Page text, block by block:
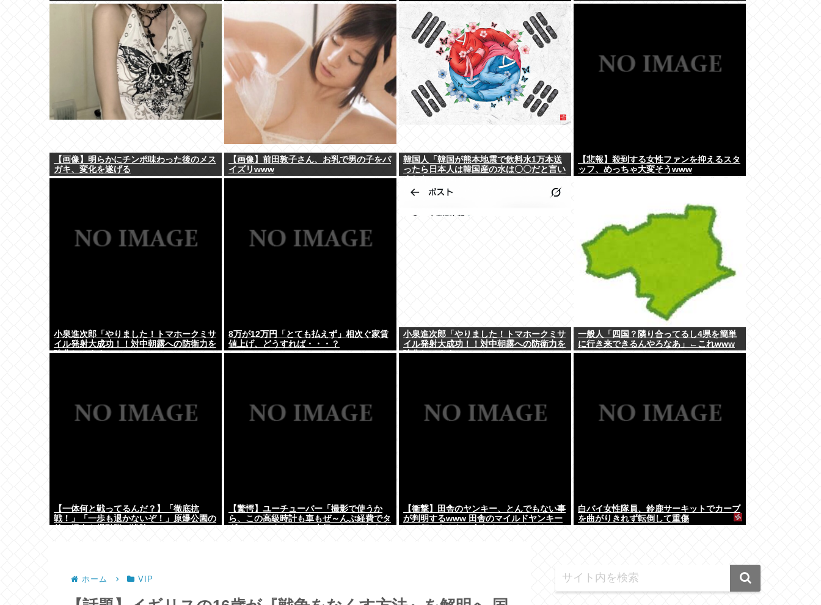
【画像】明らかにチンポ味わった後のメス
ガキ、変化を遂げる
【画像】前田敦子さん、お乳で男の子をパ
イズリwww
韓国人「韓国が熊本地震で飲料水1万本送
ったら日本人は韓国産の水は〇〇だと言い
【悲報】殺到する女性ファンを抑えるスタ
ッフ、めっちゃ大変そうwww
小泉進次郎「やりました！トマホークミサ
イル発射大成功！！対中朝露への防衛力を
強化してますw」
8万が12万円「とても払えず」相次ぐ家賃
値上げ、どうすれば・・・？
小泉進次郎「やりました！トマホークミサ
イル発射大成功！！対中朝露への防衛力を
強化してますw」
一般人「四国？隣り合ってるし4県を簡単
に行き来できるんやろなあ」←これwww
【一体何と戦ってるんだ？】「徹底抗
戦！」「一歩も退かないぞ！」原爆公園の
【驚愕】ユーチューバー「撮影で使うか
ら、この高級時計も車もぜ～んぶ経費でタ
【衝撃】田舎のヤンキー、とんでもない事
が判明するwww 田舎のマイルドヤンキー
白バイ女性隊員、鈴鹿サーキットでカーブ
を曲がりきれず転倒して重傷
ホーム VIP